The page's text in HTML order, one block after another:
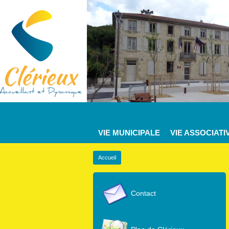
VIE MUNICIPALE VIE
Accueil
Contact